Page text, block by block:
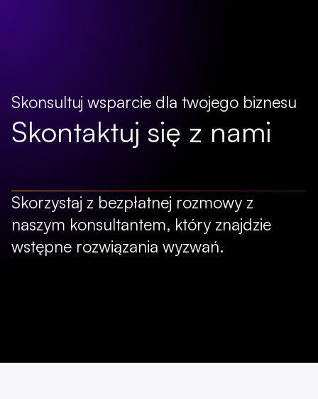
Skonsultuj wsparcie dla twojego biznesu
Skontaktuj się z nami
Skorzystaj z bezpłatnej rozmowy z
naszym konsultantem, który znajdzie
wstępne rozwiązania wyzwań.